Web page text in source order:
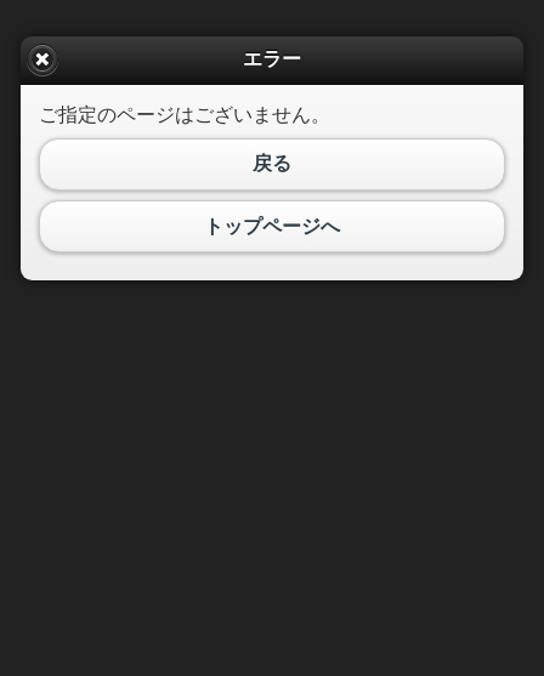
エラー
ご指定のページはございません。
戻る
トップページへ